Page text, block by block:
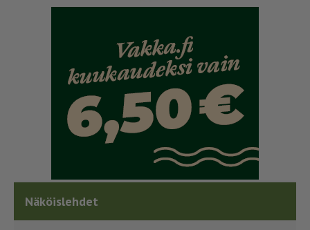
Näköislehdet